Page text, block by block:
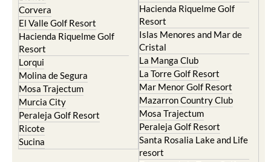
Murcia Central
Abanilla
Abaran
Alcantarilla
Archena
Blanca
Corvera
El Valle Golf Resort
Hacienda Riquelme Golf
Resort
Lorqui
Urbanisations
Camposol
Condado de Alhama
El Valle Golf Resort
Hacienda del Alamo Golf
Resort
Hacienda Riquelme Golf
Resort
Islas Menores and Mar de
Cristal
La Manga Club
La Torre Golf Resort